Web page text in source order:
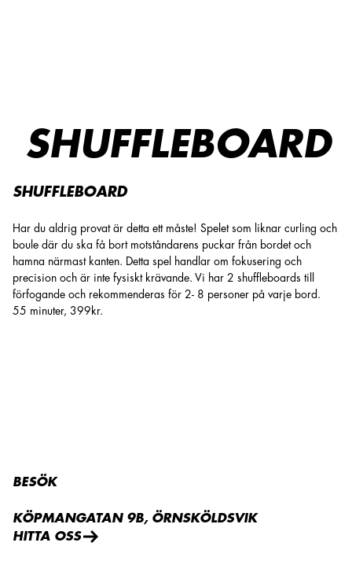
SHUFFLEBOARD
SHUFFLEBOARD
Har du aldrig provat är detta ett måste! Spelet som liknar curling och
boule där du ska få bort motståndarens puckar från bordet och
hamna närmast kanten. Detta spel handlar om fokusering och
precision och är inte fysiskt krävande. Vi har 2 shuffleboards till
förfogande och rekommenderas för 2- 8 personer på varje bord.
55 minuter, 399kr.
BESÖK
KÖPMANGATAN 9B, ÖRNSKÖLDSVIK
HITTA OSS